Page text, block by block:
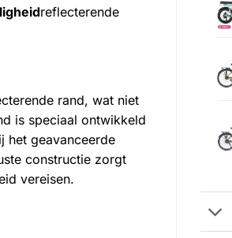
reflecterende
rand, wat niet
is speciaal ontwikkeld
het geavanceerde
constructie zorgt
vereisen.